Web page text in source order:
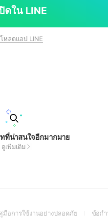
ดใน LINE
หลดแอป LINE
ที่น่าสนใจอีกมากมาย
ดูเพิ่มเติม
มือการใช้งานอย่างปลอดภัย(Openข้อก